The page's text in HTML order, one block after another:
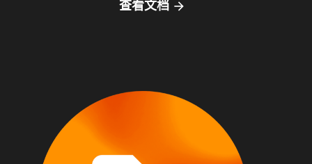
查看文档 arrow_forward